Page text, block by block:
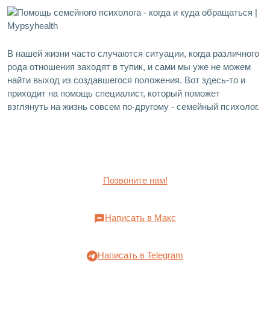
В нашей жизни часто случаются ситуации, когда различного
рода отношения заходят в тупик, и сами мы уже не можем
найти выход из создавшегося положения. Вот здесь-то и
приходит на помощь специалист, который поможет
взглянуть на жизнь совсем по-другому - семейный психолог.
Позвоните нам!
Написать в Макс
Написать в Telegram